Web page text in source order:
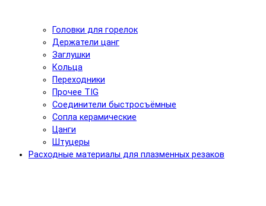
Головки для горелок
Держатели цанг
Заглушки
Кольца
Переходники
Прочее TIG
Соединители быстросъёмные
Сопла керамические
Цанги
Штуцеры
Расходные материалы для плазменных резаков